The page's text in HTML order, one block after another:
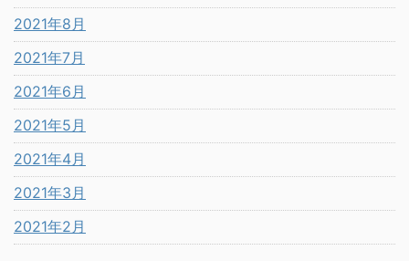
2021年8月
2021年7月
2021年6月
2021年5月
2021年4月
2021年3月
2021年2月